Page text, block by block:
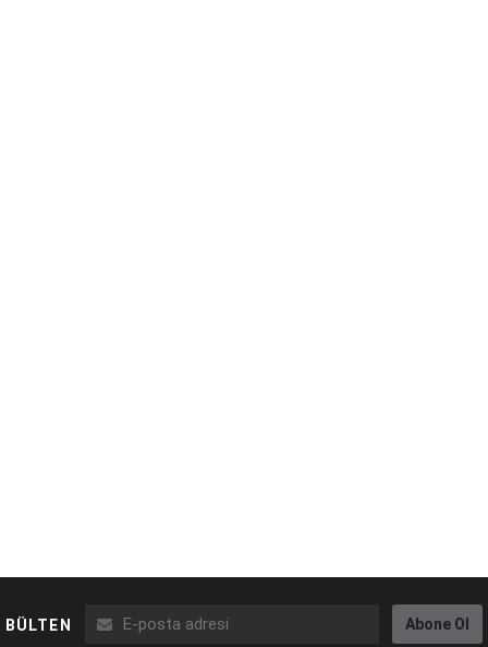
BÜLTEN Abone Ol